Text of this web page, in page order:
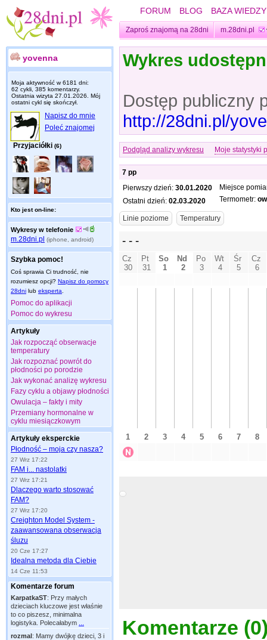
FORUM BLOG BAZA WIEDZY
Zaproś znajomą na 28dni m.28dni.pl
yovenna
Moja aktywność w 6181 dni:
62 cykli, 385 komentarzy.
Ostatnia wizyta 27.01.2026 . Mój
ostatni cykl się skończył.
Napisz do mnie
Poleć znajomej
Przyjaciółki (6)
Kto jest on-line:
Wykresy w telefonie
m.28dni.pl (iphone, android)
Szybka pomoc!
Coś sprawia Ci trudność, nie
rozumiesz opcji? Napisz do pomocy
28dni lub eksperta
Pomoc do aplikacji
Pomoc do wykresu
Artykuły
Jak rozpocząć obserwacje
temperatury
Jak rozpoznać powrót do
płodności po porodzie
Jak wykonać analizę wykresu
Fazy cyklu a objawy płodności
Owulacja – fakty i mity
Przemiany hormonalne w
cyklu miesiączkowym
Artykuły eksperckie
Płodność – moja czy nasza?
27 Wrz 17:22
FAM i... nastolatki
27 Wrz 17:21
Dlaczego warto stosować
FAM?
27 Wrz 17:20
Creighton Model System -
zaawansowana obserwacja
śluzu
20 Cze 17:27
Idealna metoda dla Ciebie
14 Cze 11:53
Komentarze forum
KarpatkaST: Przy małych
dzieciach kluczowe jest właśnie
to co piszesz, minimalna
logistyka. Polecałabym
rozmal: Mamy dwójkę dzieci, 3 i
Wykres
Dostęp publiczny
http://28dni.pl/
Podgląd analizy wykresu Moje statystyki
7 pp
Pierwszy dzień: 30.01.2020
Ostatni dzień: 02.03.2020
Miejsce
Termometr:
Komentarze (0